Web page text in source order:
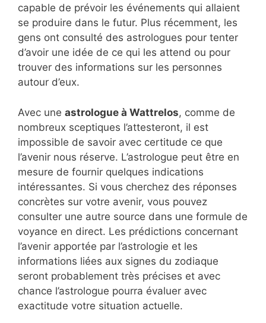
capable de prévoir les événements qui allaient
se produire dans le futur. Plus récemment, les
gens ont consulté des astrologues pour tenter
d’avoir une idée de ce qui les attend ou pour
trouver des informations sur les personnes
autour d’eux.
Avec une astrologue à Wattrelos, comme de
nombreux sceptiques l’attesteront, il est
impossible de savoir avec certitude ce que
l’avenir nous réserve. L’astrologue peut être en
mesure de fournir quelques indications
intéressantes. Si vous cherchez des réponses
concrètes sur votre avenir, vous pouvez
consulter une autre source dans une formule de
voyance en direct. Les prédictions concernant
l’avenir apportée par l’astrologie et les
informations liées aux signes du zodiaque
seront probablement très précises et avec
chance l’astrologue pourra évaluer avec
exactitude votre situation actuelle.